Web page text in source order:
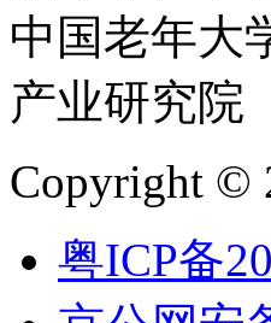
中国老年大
产业研究院
Copyright ©
粤ICP备